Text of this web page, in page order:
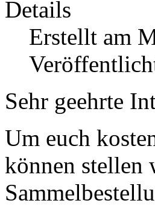
Details
Erstellt am
Sehr geehrte
Um euch
können stellen